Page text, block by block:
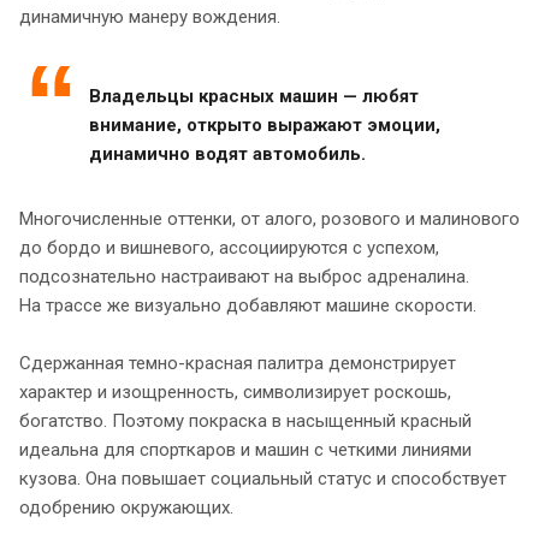
динамичную манеру вождения.
Владельцы красных машин — любят
внимание, открыто выражают эмоции,
динамично водят автомобиль.
Многочисленные оттенки, от алого, розового и малинового
до бордо и вишневого, ассоциируются с успехом,
подсознательно настраивают на выброс адреналина.
На трассе же визуально добавляют машине скорости.
Сдержанная темно-красная палитра демонстрирует
характер и изощренность, символизирует роскошь,
богатство. Поэтому покраска в насыщенный красный
идеальна для спорткаров и машин с четкими линиями
кузова. Она повышает социальный статус и способствует
одобрению окружающих.